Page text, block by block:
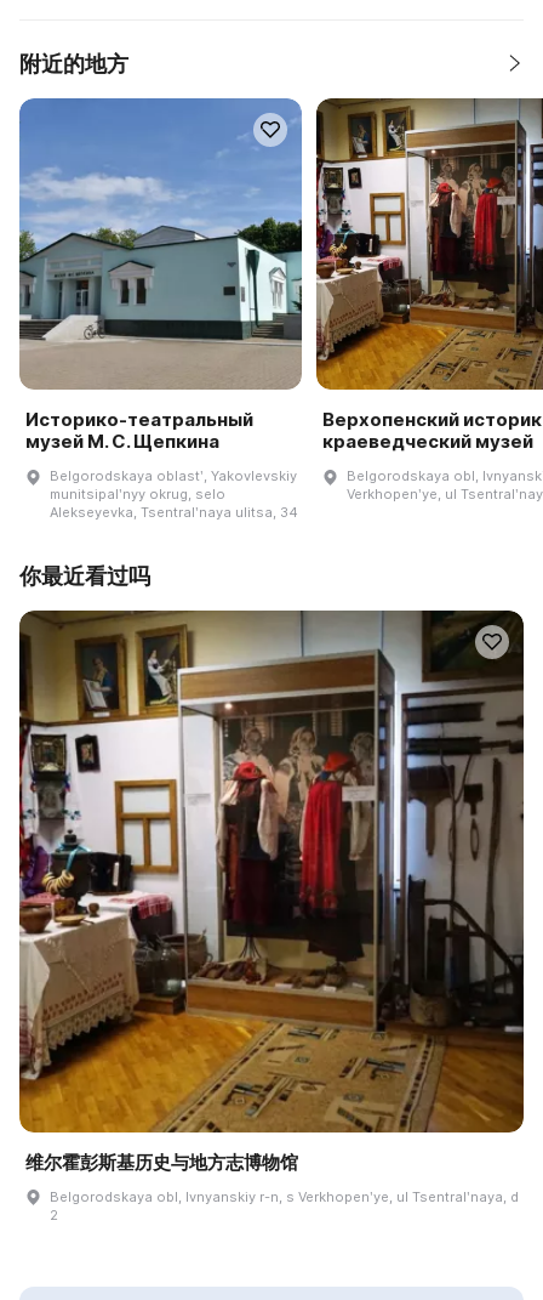
附近的地方
Историко-театральный
музей М. С. Щепкина
Belgorodskaya oblastʹ, Yakovlevskiy
munitsipalʹnyy okrug, selo
Alekseyevka, Tsentralʹnaya ulitsa, 34
Верхопенский
краеведческий музей
Belgorodskaya obl,
Verkhopenʹye, ul
你最近看过吗
维尔霍彭斯基历史与地方志博物馆
Belgorodskaya obl, Ivnyanskiy r-n, s Verkhopenʹye, ul Tsentralʹnaya, d
2